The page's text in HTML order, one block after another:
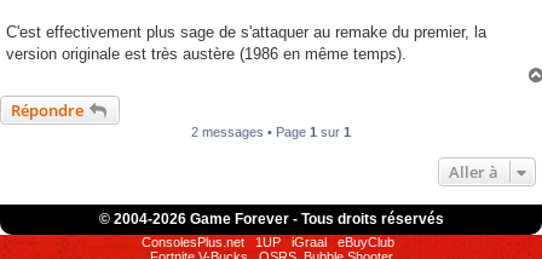
g
C'est effectivement plus sage de s'attaquer au remake du premier, la
version originale est très austère (1986 en même temps).
Répondre
2 messages • Page 1 sur 1
Aller à
© 2004-2026 Game Forever - Tous droits réservés
ConsolesPlus.net 1UP iGraal
eBuyClub